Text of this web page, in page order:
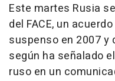
Este martes Rusia
del FACE, un
suspenso en 2007 y
según ha señalado
ruso en un